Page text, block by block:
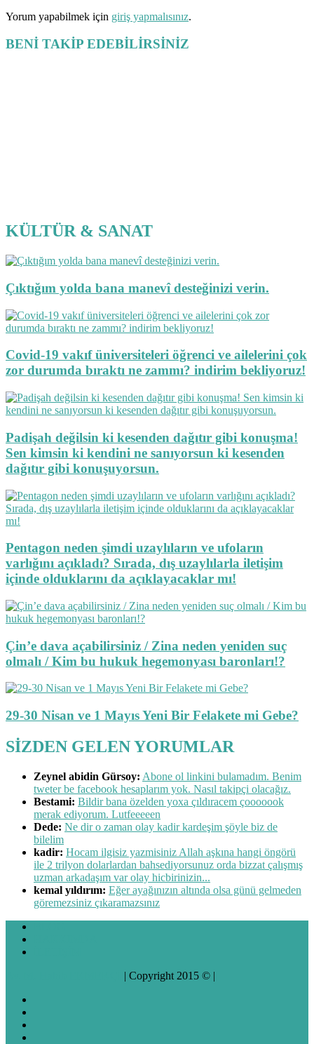
Yorum yapabilmek için giriş yapmalısınız.
BENİ TAKİP EDEBİLİRSİNİZ
KÜLTÜR & SANAT
Çıktığım yolda bana manevî desteğinizi verin.
Covid-19 vakıf üniversiteleri öğrenci ve ailelerini çok
zor durumda bıraktı ne zammı? indirim bekliyoruz!
Padişah değilsin ki kesenden dağıtır gibi konuşma!
Sen kimsin ki kendini ne sanıyorsun ki kesenden
dağıtır gibi konuşuyorsun.
Pentagon neden şimdi uzaylıların ve ufoların
varlığını açıkladı? Sırada, dış uzaylılarla iletişim
içinde olduklarını da açıklayacaklar mı!
Çin’e dava açabilirsiniz / Zina neden yeniden suç
olmalı / Kim bu hukuk hegemonyası baronları!?
29-30 Nisan ve 1 Mayıs Yeni Bir Felakete mi Gebe?
SİZDEN GELEN YORUMLAR
Zeynel abidin Gürsoy: Abone ol linkini bulamadım. Benim
tweter be facebook hesaplarım yok. Nasıl takipçi olacağız.
Bestami: Bildir bana özelden yoxa çıldıracem çooooook
merak ediyorum. Lutfeeeeen
Dede: Ne dir o zaman olay kadir kardeşim şöyle biz de
bilelim
kadir: Hocam ilgisiz yazmisiniz Allah aşkına hangi öngörü
ile 2 trilyon dolarlardan bahsediyorsunuz orda bizzat çalışmış
uzman arkadaşım var olay hicbirinizin...
kemal yıldırım: Eğer ayağınızın altında olsa günü gelmeden
göremezsiniz çıkaramazsınız
| Copyright 2015 © |